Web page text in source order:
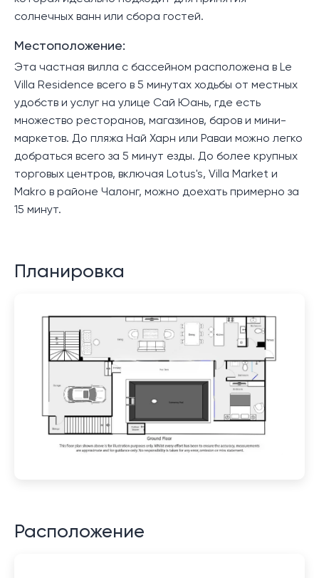
солнечных ванн или сбора гостей.
Местоположение:
Эта частная вилла с бассейном расположена в Le
Villa Residence всего в 5 минутах ходьбы от местных
удобств и услуг на улице Сай Юань, где есть
множество ресторанов, магазинов, баров и мини-
маркетов. До пляжа Най Харн или Раваи можно легко
добраться всего за 5 минут езды. До более крупных
торговых центров, включая Lotus's, Villa Market и
Makro в районе Чалонг, можно доехать примерно за
15 минут.
Планировка
Расположение